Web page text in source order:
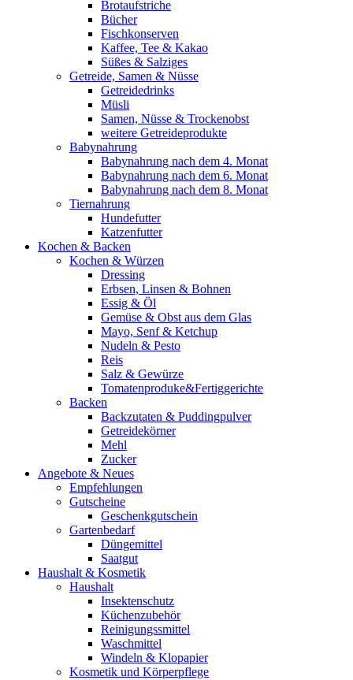
Brotaufstriche
Bücher
Fischkonserven
Kaffee, Tee & Kakao
Süßes & Salziges
Getreide, Samen & Nüsse
Getreidedrinks
Müsli
Samen, Nüsse & Trockenobst
weitere Getreideprodukte
Babynahrung
Babynahrung nach dem 4. Monat
Babynahrung nach dem 6. Monat
Babynahrung nach dem 8. Monat
Tiernahrung
Hundefutter
Katzenfutter
Kochen & Backen
Kochen & Würzen
Dressing
Erbsen, Linsen & Bohnen
Essig & Öl
Gemüse & Obst aus dem Glas
Mayo, Senf & Ketchup
Nudeln & Pesto
Reis
Salz & Gewürze
Tomatenproduke&Fertiggerichte
Backen
Backzutaten & Puddingpulver
Getreidekörner
Mehl
Zucker
Angebote & Neues
Empfehlungen
Gutscheine
Geschenkgutschein
Gartenbedarf
Düngemittel
Saatgut
Haushalt & Kosmetik
Haushalt
Insektenschutz
Küchenzubehör
Reinigungssmittel
Waschmittel
Windeln & Klopapier
Kosmetik und Körperpflege